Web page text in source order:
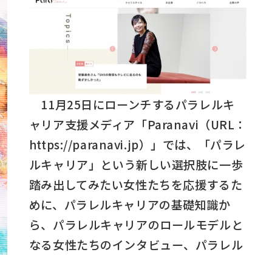
11月25日にローンチするパラレルキ
ャリア支援メディア「Paranavi（URL：
https://paranavi.jp）」では、「パラレ
ルキャリア」という新しい選択肢に一歩
踏み出してみたい女性たちを応援するた
めに、パラレルキャリアの基礎知識か
ら、パラレルキャリアのロールモデルと
なる女性たちのインタビュー、パラレル